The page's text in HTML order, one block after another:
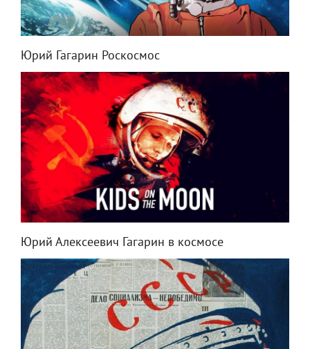
Юрий Гагарин Роскосмос
Юрий Алексеевич Гагарин в космосе